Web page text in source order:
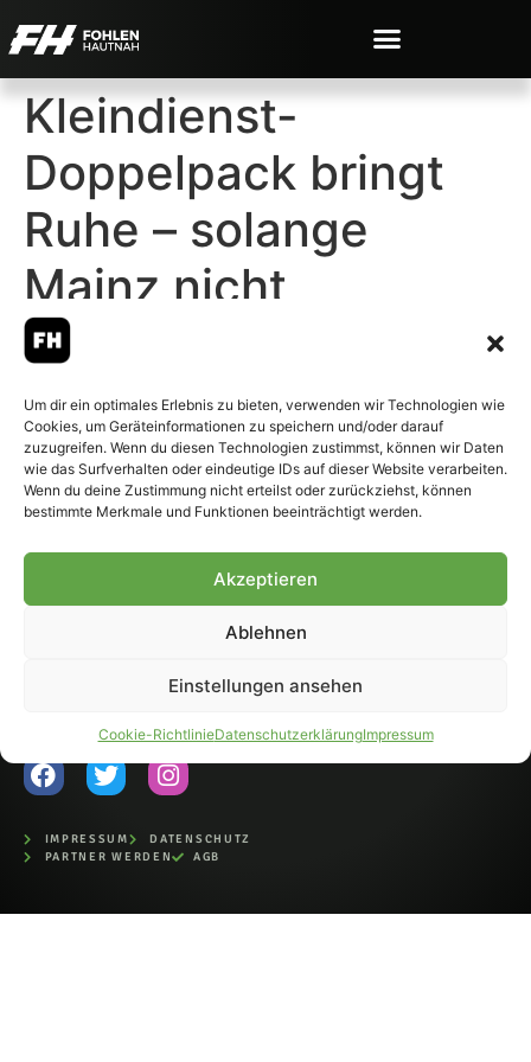
Um dir ein optimales Erlebnis zu bieten, verwenden wir Technologien wie
Cookies, um Geräteinformationen zu speichern und/oder darauf
zuzugreifen. Wenn du diesen Technologien zustimmst, können wir Daten
wie das Surfverhalten oder eindeutige IDs auf dieser Website verarbeiten.
Wenn du deine Zustimmung nicht erteilst oder zurückziehst, können
bestimmte Merkmale und Funktionen beeinträchtigt werden.
Akzeptieren
Ablehnen
Einstellungen ansehen
Cookie-RichtlinieDatenschutzerklärungImpressum
Kleindienst-
Doppelpack bringt
Ruhe – solange
Mainz nicht
Augsbrug wird
© 2007-2026 Fohlen-Hautnah.de
– Alle rechte vorbehalten.
Fohlen-Hautnah.de ist ein
offiziell eingetragenes Magazin
bei der Deutschen
Nationalbibliothek (ISSN 1868-
auszugsweise, nur mit
IMPRESSUM
DATENSCHUTZ
PARTNER WERDEN
AGB